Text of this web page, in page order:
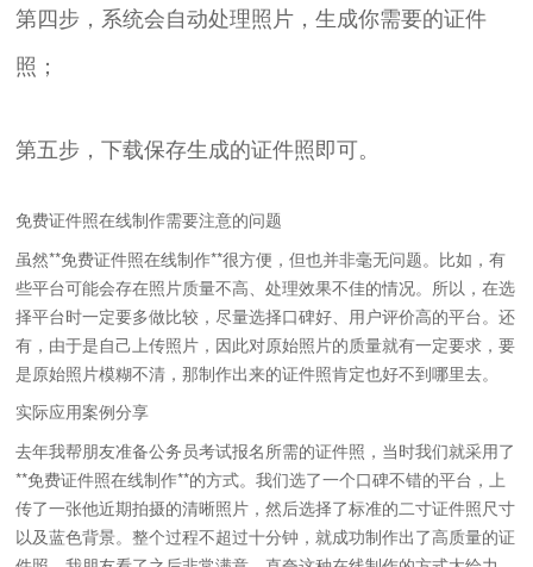
第四步，系统会自动处理照片，生成你需要的证件
照；
第五步，下载保存生成的证件照即可。
免费证件照在线制作需要注意的问题
虽然**免费证件照在线制作**很方便，但也并非毫无问题。比如，有
些平台可能会存在照片质量不高、处理效果不佳的情况。所以，在选
择平台时一定要多做比较，尽量选择口碑好、用户评价高的平台。还
有，由于是自己上传照片，因此对原始照片的质量就有一定要求，要
是原始照片模糊不清，那制作出来的证件照肯定也好不到哪里去。
实际应用案例分享
去年我帮朋友准备公务员考试报名所需的证件照，当时我们就采用了
**免费证件照在线制作**的方式。我们选了一个口碑不错的平台，上
传了一张他近期拍摄的清晰照片，然后选择了标准的二寸证件照尺寸
以及蓝色背景。整个过程不超过十分钟，就成功制作出了高质量的证